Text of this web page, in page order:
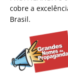
cobre a
Brasil.